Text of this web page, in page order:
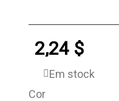
2,24 $
Em stock
Cor